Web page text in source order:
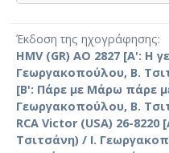
τα βραχιόλια της
Έκδοση της ηχογράφησης
HMV (GR) AO 2827 [Α': Η
Γεωργακοπούλου, Β.
[Β': Πάρε με Μάρω πάρε
Γεωργακοπούλου, Β.
RCA Victor (USA) 26-
Τσιτσάνη) / Ι.